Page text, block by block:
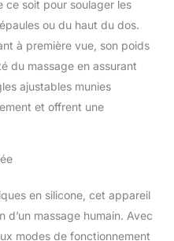
des
ce
cervical shiatsu
pour
des
et soulagement
revigorant.
infrarouge :
développé
vous permettre de
ce soit pour soulager les
ou du haut du dos.
à première vue, son poids
du massage en assurant
ajustables munies
et offrent une
en silicone, cet appareil
massage humain. Avec
modes de fonctionnement